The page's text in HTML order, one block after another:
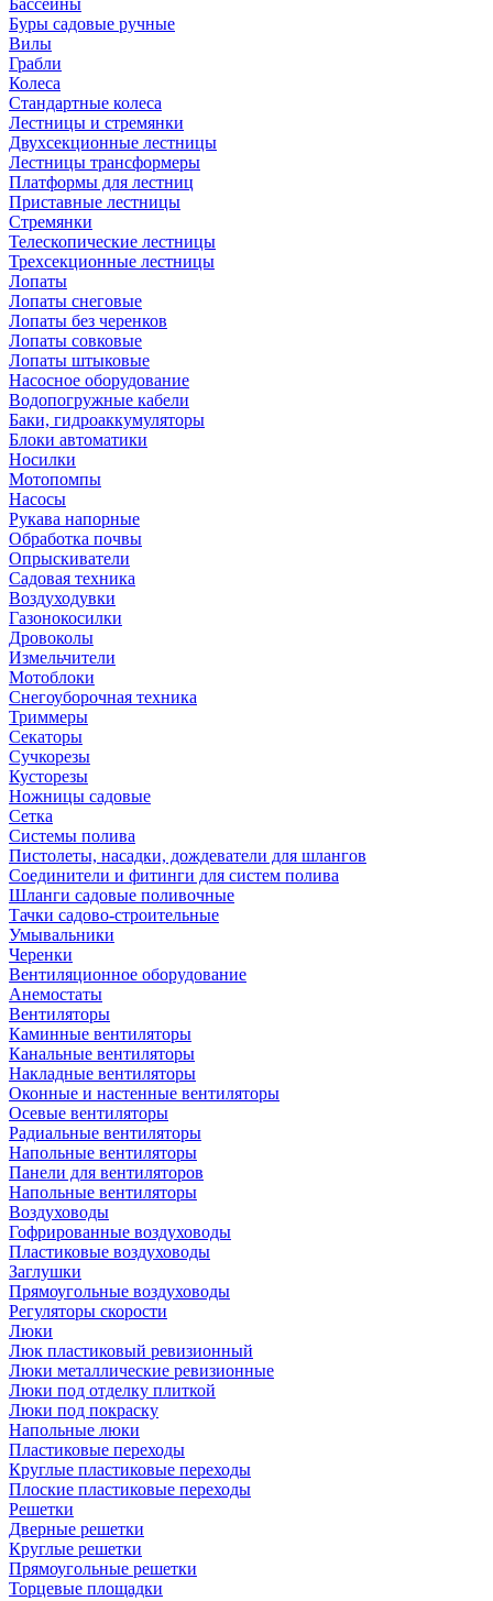
Бассейны
Буры садовые ручные
Вилы
Грабли
Колеса
Стандартные колеса
Лестницы и стремянки
Двухсекционные лестницы
Лестницы трансформеры
Платформы для лестниц
Приставные лестницы
Стремянки
Телескопические лестницы
Трехсекционные лестницы
Лопаты
Лопаты снеговые
Лопаты без черенков
Лопаты совковые
Лопаты штыковые
Насосное оборудование
Водопогружные кабели
Баки, гидроаккумуляторы
Блоки автоматики
Носилки
Мотопомпы
Насосы
Рукава напорные
Обработка почвы
Опрыскиватели
Садовая техника
Воздуходувки
Газонокосилки
Дровоколы
Измельчители
Мотоблоки
Снегоуборочная техника
Триммеры
Секаторы
Сучкорезы
Кусторезы
Ножницы садовые
Сетка
Системы полива
Пистолеты, насадки, дождеватели для шлангов
Соединители и фитинги для систем полива
Шланги садовые поливочные
Тачки садово-строительные
Умывальники
Черенки
Вентиляционное оборудование
Анемостаты
Вентиляторы
Каминные вентиляторы
Канальные вентиляторы
Накладные вентиляторы
Оконные и настенные вентиляторы
Осевые вентиляторы
Радиальные вентиляторы
Напольные вентиляторы
Панели для вентиляторов
Напольные вентиляторы
Воздуховоды
Гофрированные воздуховоды
Пластиковые воздуховоды
Заглушки
Прямоугольные воздуховоды
Регуляторы скорости
Люки
Люк пластиковый ревизионный
Люки металлические ревизионные
Люки под отделку плиткой
Люки под покраску
Напольные люки
Пластиковые переходы
Круглые пластиковые переходы
Плоские пластиковые переходы
Решетки
Дверные решетки
Круглые решетки
Прямоугольные решетки
Торцевые площадки